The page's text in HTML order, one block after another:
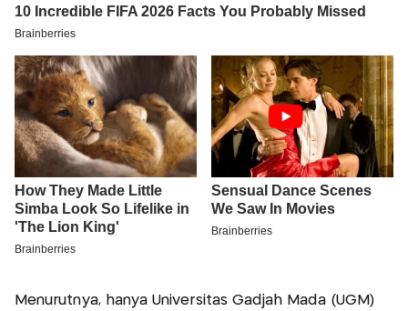
Menurutnya, hanya Universitas Gadjah Mada (UGM)